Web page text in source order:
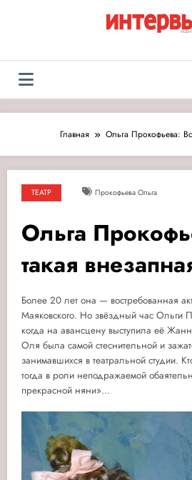
Журнал
Люди
Люди и события
Главная Ольга Прокофьева:
ТЕАТР Прокофьева Ольга
Ольга
такая
Более 20 лет она — востребованная
Маяковского. Но звёздный час Ольги
когда на авансцену выступила её
Оля была самой стеснительной и
занимавшихся в театральной студии.
тогда в роли неподражаемой
прекрасной няни»...